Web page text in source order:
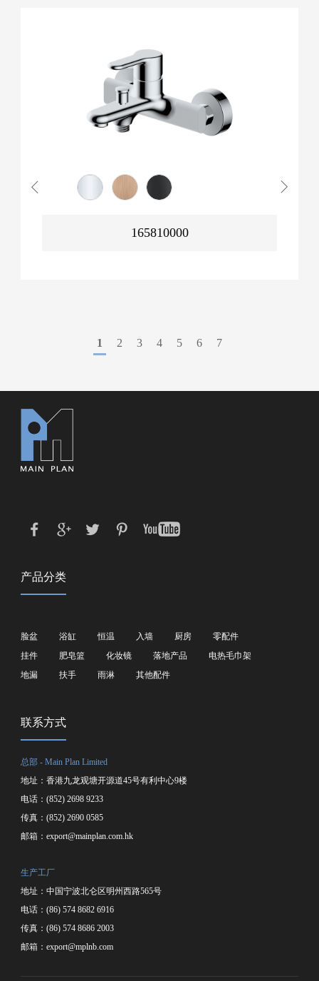
165810000
1 2 3 4 5 6 7
产品分类
脸盆 浴缸 恒温 入墙 厨房
零配件
挂件
肥皂篮 化妆镜 落地产品
电热毛巾架
地漏
扶手 雨淋 其他配件
联系方式
总部 - Main Plan Limited
地址：香港九龙观塘开源道45号有利中心9楼
电话：(852) 2698 9233
传真：(852) 2690 0585
邮箱：export@mainplan.com.hk
生产工厂
地址：中国宁波北仑区明州西路565号
电话：(86) 574 8682 6916
传真：(86) 574 8686 2003
邮箱：export@mplnb.com